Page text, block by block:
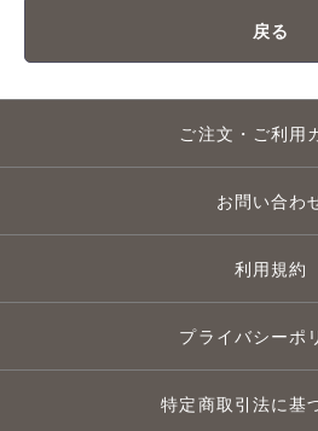
戻る
ご注文・ご利用
お問い合わ
利用規約
プライバシーポ
特定商取引法に基